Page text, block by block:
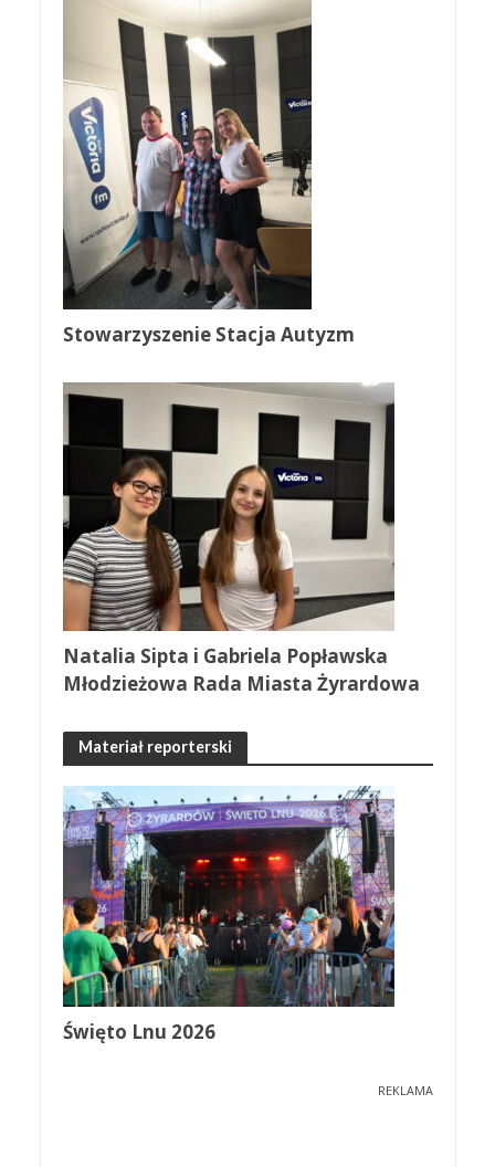
Stowarzyszenie Stacja Autyzm
Natalia Sipta i Gabriela Popławska
Młodzieżowa Rada Miasta Żyrardowa
Materiał reporterski
Święto Lnu 2026
REKLAMA